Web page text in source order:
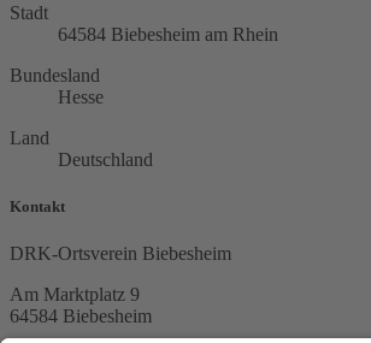
Stadt
64584 Biebesheim am Rhein
Bundesland
Hesse
Land
Deutschland
Kontakt
DRK-Ortsverein Biebesheim
Am Marktplatz 9
64584 Biebesheim